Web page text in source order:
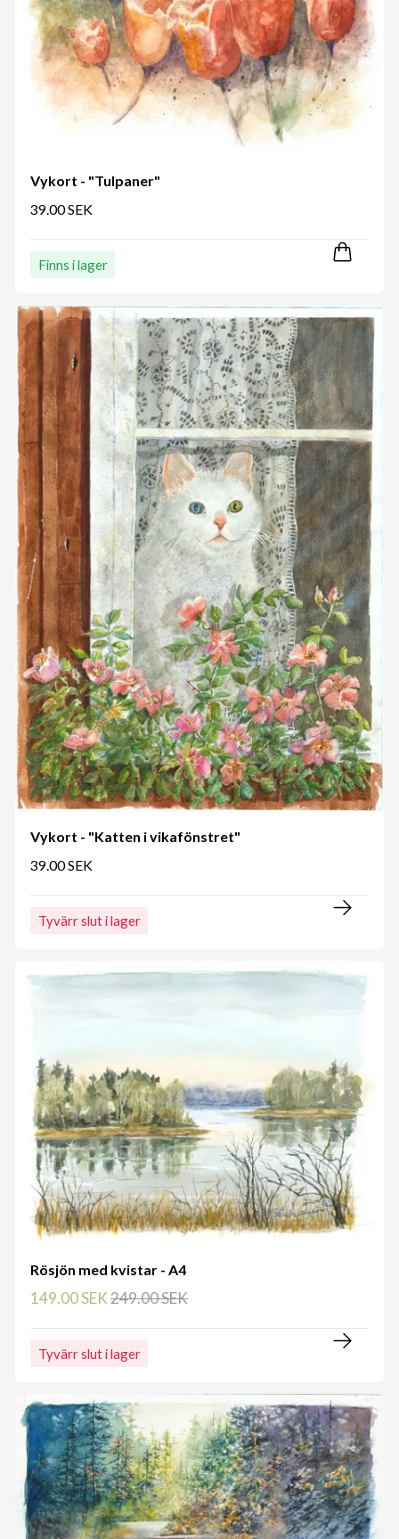
Vykort - "Tulpaner"
39.00 SEK
Finns i lager
Vykort - "Katten i vikafönstret"
39.00 SEK
Tyvärr slut i lager
Rösjön med kvistar - A4
149.00 SEK249.00 SEK
Tyvärr slut i lager